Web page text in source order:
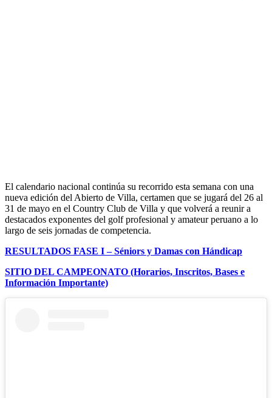
El calendario nacional continúa su recorrido esta semana con una
nueva edición del Abierto de Villa, certamen que se jugará del 26 al
31 de mayo en el Country Club de Villa y que volverá a reunir a
destacados exponentes del golf profesional y amateur peruano a lo
largo de seis jornadas de competencia.
RESULTADOS FASE I – Séniors y Damas con Hándicap
SITIO DEL CAMPEONATO (Horarios, Inscritos, Bases e
Información Importante)